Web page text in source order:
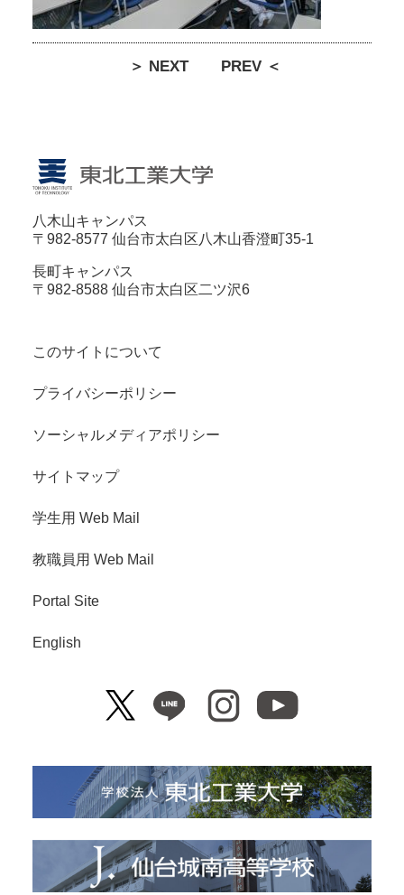
＞ NEXT PREV ＜
八木山キャンパス
〒982-8577 仙台市太白区八木山香澄町35-1
長町キャンパス
〒982-8588 仙台市太白区二ツ沢6
このサイトについて
プライバシーポリシー
ソーシャルメディアポリシー
サイトマップ
学生用 Web Mail
教職員用 Web Mail
Portal Site
English